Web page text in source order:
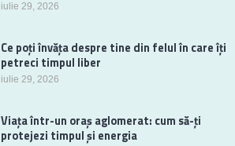
iulie 29, 2026
Ce poți învăța despre tine din felul în care îți
petreci timpul liber
iulie 29, 2026
Viața într-un oraș aglomerat: cum să-ți
protejezi timpul și energia